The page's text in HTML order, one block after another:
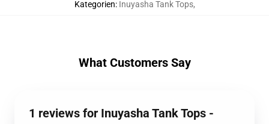
Kategorien: Inuyasha Tank Tops,
What Customers Say
1 reviews for Inuyasha Tank Tops -